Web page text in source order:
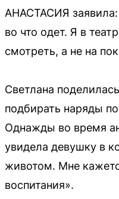
АНАСТАСИЯ
во что одет. Я в
смотреть, а не на
Светлана
подбирать наряды
Однажды во время
увидела девушку в
животом. Мне
воспитания».